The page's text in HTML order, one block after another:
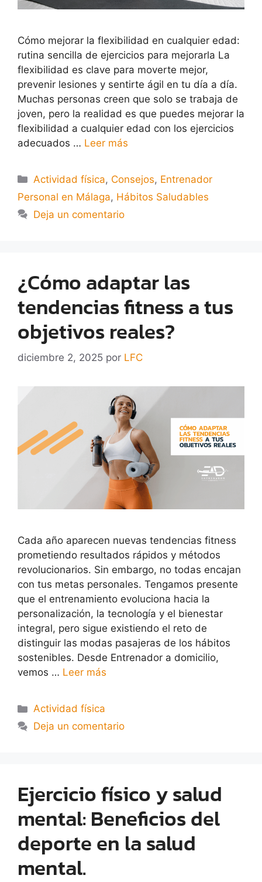
Cómo mejorar la flexibilidad en cualquier edad:
rutina sencilla de ejercicios para mejorarla La
flexibilidad es clave para moverte mejor,
prevenir lesiones y sentirte ágil en tu día a día.
Muchas personas creen que solo se trabaja de
joven, pero la realidad es que puedes mejorar la
flexibilidad a cualquier edad con los ejercicios
adecuados … Leer más
Actividad física, Consejos, Entrenador
Personal en Málaga, Hábitos Saludables
Deja un comentario
¿Cómo adaptar las
tendencias fitness a tus
objetivos reales?
diciembre 2, 2025 por LFC
Cada año aparecen nuevas tendencias fitness
prometiendo resultados rápidos y métodos
revolucionarios. Sin embargo, no todas encajan
con tus metas personales. Tengamos presente
que el entrenamiento evoluciona hacia la
personalización, la tecnología y el bienestar
integral, pero sigue existiendo el reto de
distinguir las modas pasajeras de los hábitos
sostenibles. Desde Entrenador a domicilio,
vemos … Leer más
Actividad física
Deja un comentario
Ejercicio físico y salud
mental: Beneficios del
deporte en la salud
mental.